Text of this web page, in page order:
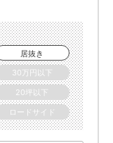
居抜き
30万円以下
20坪以下
ロードサイド